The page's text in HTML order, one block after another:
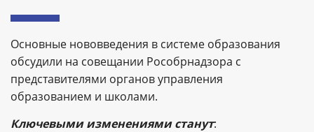
Основные нововведения в системе образования
обсудили на совещании Рособрнадзора с
представителями органов управления
образованием и школами.
Ключевыми изменениями станут: